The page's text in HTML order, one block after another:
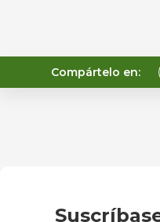
Compártelo en: